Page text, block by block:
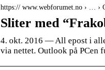
https:// www.webforumet.no › … ›
Sliter med
4. okt. 2016 — All epost i
via nettet. Outlook på PCen